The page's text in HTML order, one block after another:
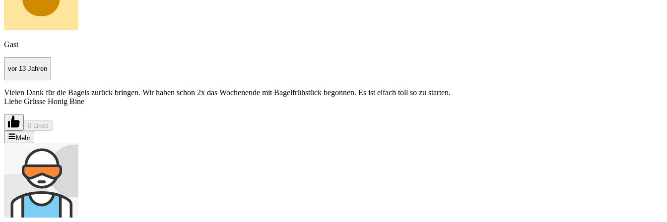
Gast
vor 13 Jahren
Vielen Dank für die Bagels zurück bringen. Wir haben schon 2x das Wochenende mit Bagelfrühstück begonnen. Es ist eifach toll so zu starten.
Liebe Grüsse Honig Bine
0 Likes
Mehr